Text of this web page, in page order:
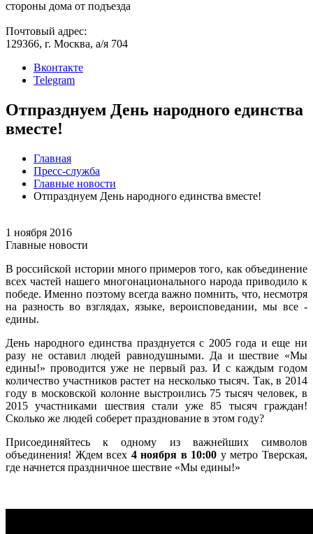
стороны дома от подъезда
Почтовый адрес:
129366, г. Москва, а/я 704
Вконтакте
Telegram
Отпразднуем День народного единства
вместе!
Главная
Пресс-служба
Главные новости
Отпразднуем День народного единства вместе!
1 ноября 2016
Главные новости
В российской истории много примеров того, как объединение
всех частей нашего многонационального народа приводило к
победе. Именно поэтому всегда важно помнить, что, несмотря
на разность во взглядах, языке, вероисповедании, мы все -
едины.
День народного единства празднуется с 2005 года и еще ни
разу не оставил людей равнодушными. Да и шествие «Мы
едины!» проводится уже не первый раз. И с каждым годом
количество участников растет на несколько тысяч. Так, в 2014
году в московской колонне выстроились 75 тысяч человек, в
2015 участниками шествия стали уже 85 тысяч граждан!
Сколько же людей соберет празднование в этом году?
Присоединяйтесь к одному из важнейших символов
объединения! Ждем всех 4 ноября в 10:00 у метро Тверская,
где начнется праздничное шествие «Мы едины!»